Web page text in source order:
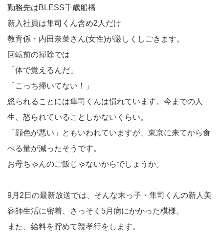
勤務先はBLESS千歳船橋
新入社員は隼司くん含め2人だけ
教育係・内田奈菜さん(女性)が厳しくしごきます。
回転前の掃除では
「体で覚えるんだ」
「こっち掃いてない！」
怒られることには隼司くんは慣れています。今までの人
生、怒られていることしかないくらい。
「顔色が悪い」ともいわれていますが、東京に来てから食
べる量が減ったそうです。
お母ちゃんのご飯じゃないからでしょうか。
9月2日の最新放送では、そんな末っ子・隼司くんの新人美
容師生活に密着、さっそく5月病にかかった模様。
また、給料を貯めて親孝行をします。